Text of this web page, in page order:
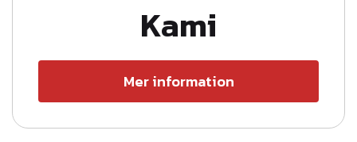
Kami
Mer information